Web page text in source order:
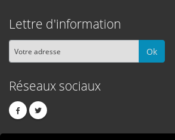
Lettre d'information
Ok
Réseaux sociaux